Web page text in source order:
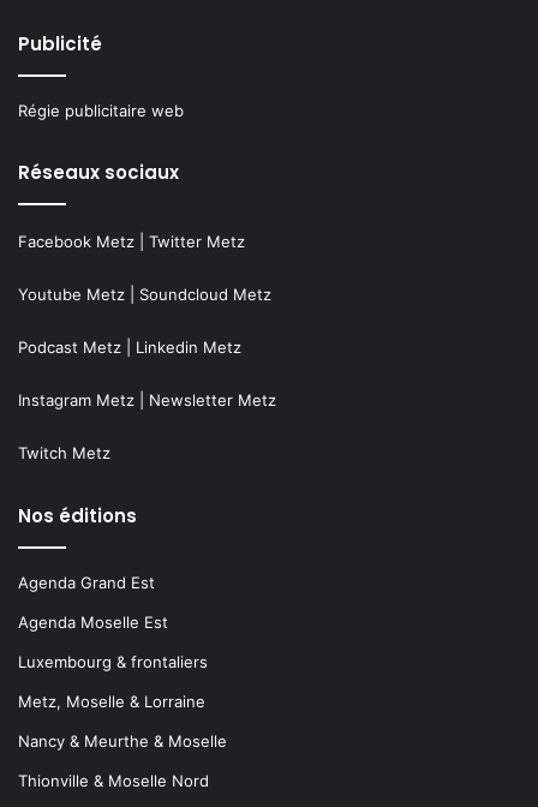
Publicité
Régie publicitaire web
Réseaux sociaux
Facebook Metz Twitter Metz
Youtube Metz Soundcloud Metz
Podcast Metz Linkedin Metz
Instagram Metz Newsletter Metz
Twitch Metz
Nos éditions
Agenda Grand Est
Agenda Moselle Est
Luxembourg & frontaliers
Metz, Moselle & Lorraine
Nancy & Meurthe & Moselle
Thionville & Moselle Nord